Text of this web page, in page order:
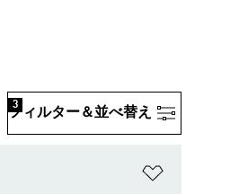
フィルター＆並べ替え
3